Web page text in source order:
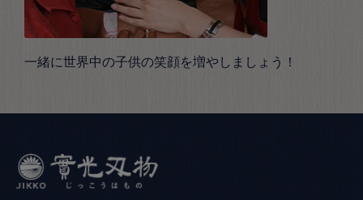
一緒に世界中の子供の笑顔を増やしましょう！